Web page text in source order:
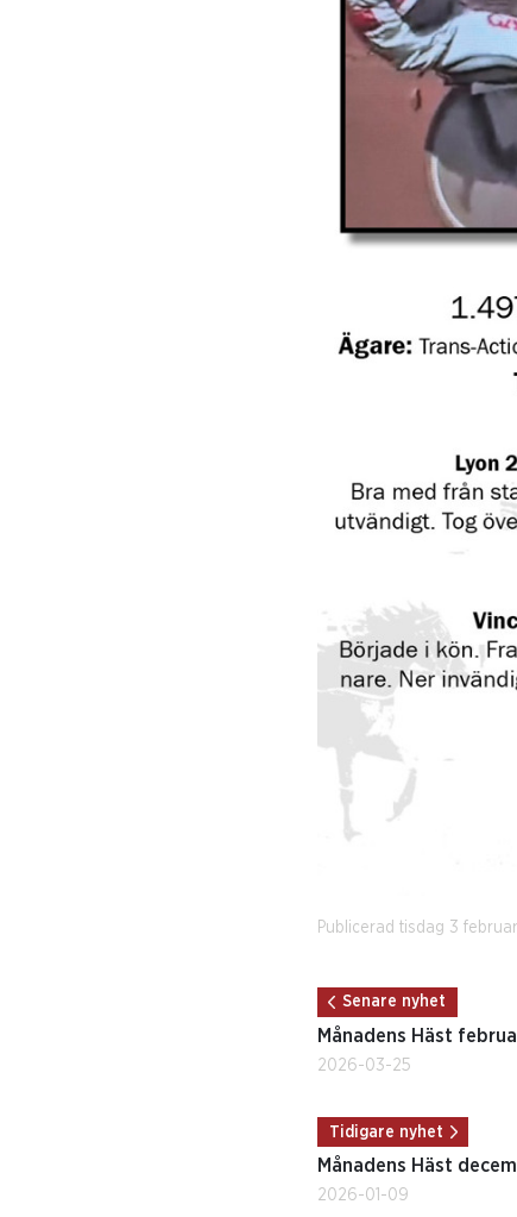
Publicerad tisdag 3
Senare nyhet
Månadens Häst
2026-03-25
Tidigare nyhet
Månadens Häst
2026-01-09